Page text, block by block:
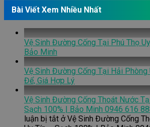
Bài Viết Xem Nhiều Nhất
Vệ Sinh Đường Cống Tại Phú Thọ
Bảo Minh
Vệ Sinh Đường Cống Tại Hải Phòng
Để, Giá Hợp Lý
Vệ Sinh Đường Cống Thoát Nước
Sạch 100% | Bảo Minh 0946 616
luận bị tắt ở Vệ Sinh Đường Cống